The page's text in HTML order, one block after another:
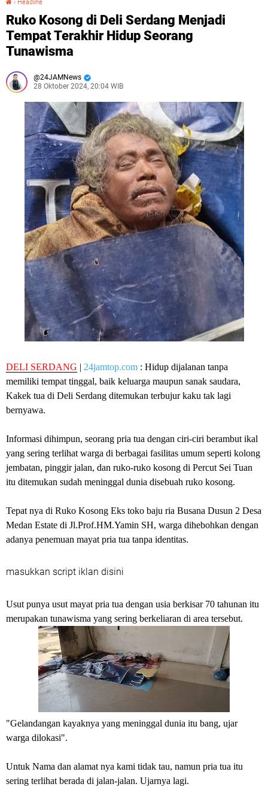
› Headline
Ruko Kosong di Deli Serdang Menjadi
Tempat Terakhir Hidup Seorang
Tunawisma
24JAMNews
28 Oktober 2024, 20:04 WIB
DELI SERDANG | 24jamtop.com : Hidup dijalanan tanpa
memiliki tempat tinggal, baik keluarga maupun sanak saudara,
Kakek tua di Deli Serdang ditemukan terbujur kaku tak lagi
bernyawa.
Informasi dihimpun, seorang pria tua dengan ciri-ciri berambut ikal
yang sering terlihat warga di berbagai fasilitas umum seperti kolong
jembatan, pinggir jalan, dan ruko-ruko kosong di Percut Sei Tuan
itu ditemukan sudah meninggal dunia disebuah ruko kosong.
Tepat nya di Ruko Kosong Eks toko baju ria Busana Dusun 2 Desa
Medan Estate di Jl.Prof.HM.Yamin SH, warga dihebohkan dengan
adanya penemuan mayat pria tua tanpa identitas.
masukkan script iklan disini
Usut punya usut mayat pria tua dengan usia berkisar 70 tahunan itu
merupakan tunawisma yang sering berkeliaran di area tersebut.
"Gelandangan kayaknya yang meninggal dunia itu bang, ujar
warga dilokasi".
Untuk Nama dan alamat nya kami tidak tau, namun pria tua itu
sering terlihat berada di jalan-jalan. Ujarnya lagi.